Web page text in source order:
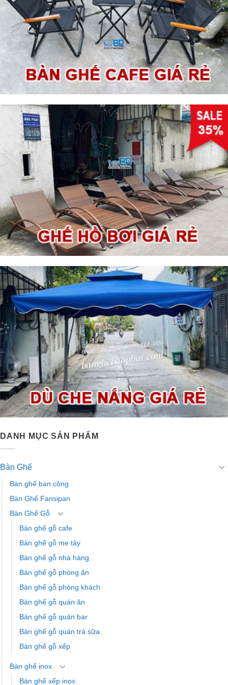
DANH MỤC SẢN PHẨM
Bàn Ghế
Bàn ghế ban công
Bàn Ghế Fansipan
Bàn Ghế Gỗ
Bàn ghế gỗ cafe
Bàn ghế gỗ me tây
Bàn ghế gỗ nhà hàng
Bàn ghế gỗ phòng ăn
Bàn ghế gỗ phòng khách
Bàn ghế gỗ quán ăn
Bàn ghế gỗ quán bar
Bàn ghế gỗ quán trà sữa
Bàn ghế gỗ xếp
Bàn ghế inox
Bàn ghế xếp inox